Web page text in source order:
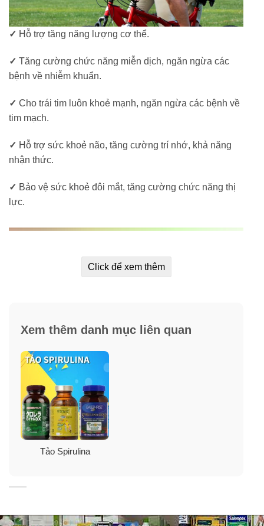
✓ Hỗ trợ tăng năng lượng cơ thể.
✓ Tăng cường chức năng miễn dịch, ngăn ngừa các
bệnh về nhiễm khuẩn.
✓ Cho trái tim luôn khoẻ mạnh, ngăn ngừa các bệnh về
tim mạch.
✓ Hỗ trợ sức khoẻ não, tăng cường trí nhớ, khả năng
nhận thức.
✓ Bảo vệ sức khoẻ đôi mắt, tăng cường chức năng thị
lực.
Spirulina là gì?
Spirulina là một
loại protein hoàn chỉnh có hàm lượng beta-carotene cao
được tìm thấy tự nhiên. Nó chứa hàm lượng axit béo
omega 6 cao – GLA, vitamin B, khoáng chất và chất
phytochemical.
biệt là phycocyanin.
Click để xem thêm
Xem thêm danh mục liên quan
Tảo Spirulina